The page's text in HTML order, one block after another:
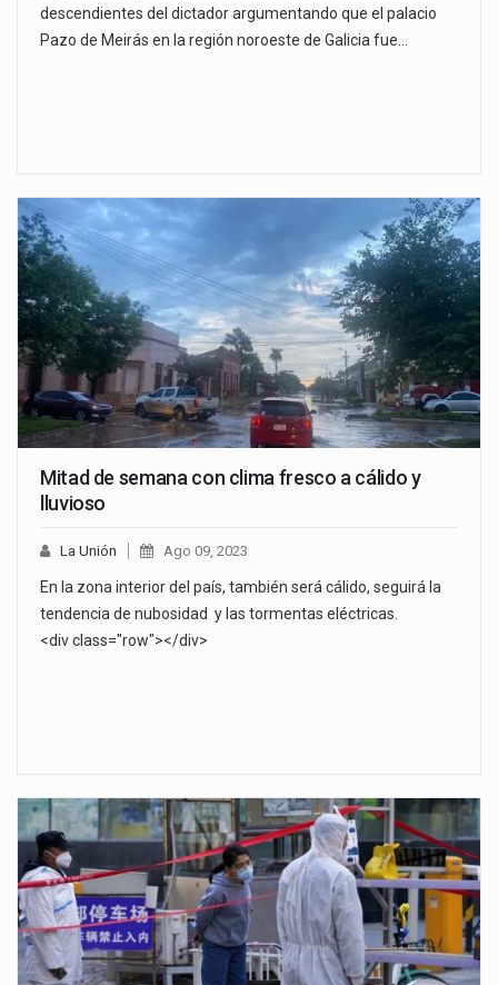
descendientes del dictador argumentando que el palacio
Pazo de Meirás en la región noroeste de Galicia fue…
Mitad de semana con clima fresco a cálido y
lluvioso
La Unión Ago 09, 2023
En la zona interior del país, también será cálido, seguirá la
tendencia de nubosidad y las tormentas eléctricas.
<div class="row"></div>